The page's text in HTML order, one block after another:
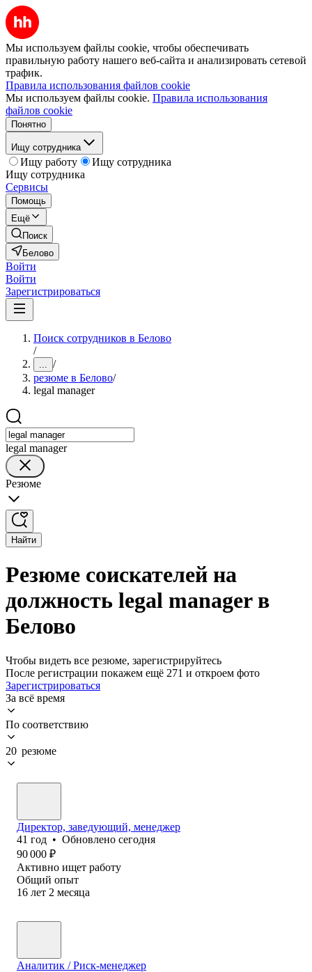
Мы используем файлы cookie, чтобы обеспечивать
правильную работу нашего веб-сайта и анализировать сетевой
трафик.
Правила использования файлов cookie
Мы используем файлы cookie. Правила использования
файлов cookie
Понятно
Ищу сотрудника
Ищу работу
Ищу сотрудника
Ищу сотрудника
Сервисы
Помощь
Ещё
Поиск
Белово
Войти
Войти
Зарегистрироваться
Поиск сотрудников в Белово
/
... /
резюме в Белово/
legal manager
legal manager
Резюме
Найти
Резюме соискателей на
должность legal manager в
Белово
Чтобы видеть все резюме, зарегистрируйтесь
После регистрации покажем ещё 271 и откроем фото
Зарегистрироваться
За всё время
По соответствию
20 резюме
Директор, заведующий, менеджер
41 год • Обновлено сегодня
90 000 ₽
Активно ищет работу
Общий опыт
16 лет 2 месяца
Аналитик / Риск-менеджер